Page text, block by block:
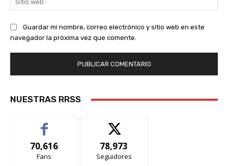
Guardar mi nombre, correo electrónico y sitio web en este
navegador la próxima vez que comente.
NUESTRAS RRSS
70,616
Fans
78,973
Seguidores